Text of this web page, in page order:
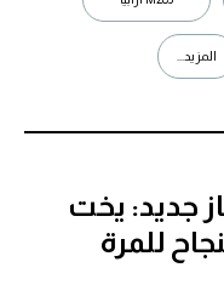
المزيد...
جديد: يخت
للمرة